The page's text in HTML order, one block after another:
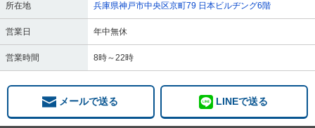
所在地 兵庫県神戸市中央区京町79 日本ビルヂング6階
営業日 年中無休
営業時間 8時～22時
メールで送る LINEで送る